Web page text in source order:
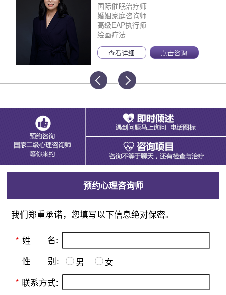
国际催眠治疗师
婚姻家庭咨询师
高级EAP执行师
绘画疗法
查看详细 点击咨询
预约心理咨询师
我们郑重承诺，您填写以下信息绝对保密。
* 姓 名:
性 别: 男
女
* 联系方式: